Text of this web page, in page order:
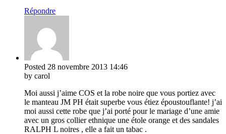
Répondre
Posted 28 novembre 2013 14:46
by carol
Moi aussi j’aime COS et la robe noire que vous portiez avec
le manteau JM PH était superbe vous étiez époustouflante! j’ai
moi aussi cette robe que j’ai porté pour le mariage d’une amie
avec un gros collier ethnique une étole orange et des sandales
RALPH L noires , elle a fait un tabac .